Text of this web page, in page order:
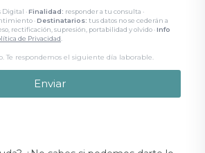
Digital ·Finalidad: responder a tu consulta ·
·Destinatarios: tus datos no se cederán a
rectificación, supresión, portabilidad y olvido ·Info
de Privacidad.
Te respondemos el siguiente día laborable.
Enviar